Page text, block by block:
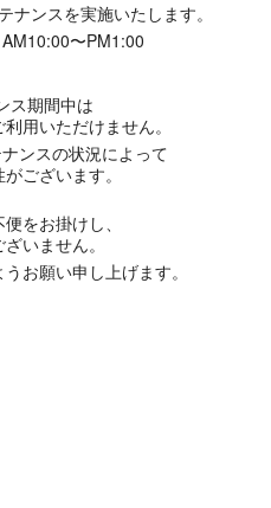
ナンスを実施いたします。
〜PM1:00
ス期間中は
用いただけません。
ンスの状況によって
ございます。
をお掛けし、
いません。
お願い申し上げます。